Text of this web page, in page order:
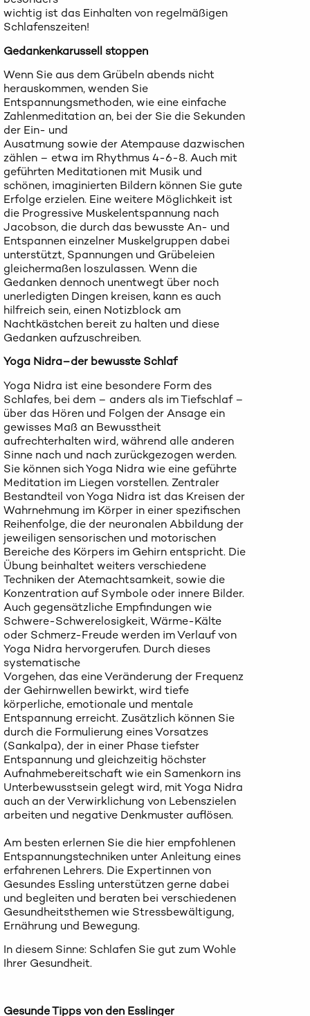
wichtig ist das Einhalten von regelmäßigen
Schlafenszeiten!
Gedankenkarussell stoppen
Wenn Sie aus dem Grübeln abends nicht
herauskommen, wenden Sie
Entspannungsmethoden, wie eine einfache
Zahlenmeditation an, bei der Sie die Sekunden
der Ein- und
Ausatmung sowie der Atempause dazwischen
zählen – etwa im Rhythmus 4-6-8. Auch mit
geführten Meditationen mit Musik und
schönen, imaginierten Bildern können Sie gute
Erfolge erzielen. Eine weitere Möglichkeit ist
die Progressive Muskelentspannung nach
Jacobson, die durch das bewusste An- und
Entspannen einzelner Muskelgruppen dabei
unterstützt, Spannungen und Grübeleien
gleichermaßen loszulassen. Wenn die
Gedanken dennoch unentwegt über noch
unerledigten Dingen kreisen, kann es auch
hilfreich sein, einen Notizblock am
Nachtkästchen bereit zu halten und diese
Gedanken aufzuschreiben.
Yoga Nidra–der bewusste Schlaf
Yoga Nidra ist eine besondere Form des
Schlafes, bei dem – anders als im Tiefschlaf –
über das Hören und Folgen der Ansage ein
gewisses Maß an Bewusstheit
aufrechterhalten wird, während alle anderen
Sinne nach und nach zurückgezogen werden.
Sie können sich Yoga Nidra wie eine geführte
Meditation im Liegen vorstellen. Zentraler
Bestandteil von Yoga Nidra ist das Kreisen der
Wahrnehmung im Körper in einer spezifischen
Reihenfolge, die der neuronalen Abbildung der
jeweiligen sensorischen und motorischen
Bereiche des Körpers im Gehirn entspricht. Die
Übung beinhaltet weiters verschiedene
Techniken der Atemachtsamkeit, sowie die
Konzentration auf Symbole oder innere Bilder.
Auch gegensätzliche Empfindungen wie
Schwere-Schwerelosigkeit, Wärme-Kälte
oder Schmerz-Freude werden im Verlauf von
Yoga Nidra hervorgerufen. Durch dieses
systematische
Vorgehen, das eine Veränderung der Frequenz
der Gehirnwellen bewirkt, wird tiefe
körperliche, emotionale und mentale
Entspannung erreicht. Zusätzlich können Sie
durch die Formulierung eines Vorsatzes
(Sankalpa), der in einer Phase tiefster
Entspannung und gleichzeitig höchster
Aufnahmebereitschaft wie ein Samenkorn ins
Unterbewusstsein gelegt wird, mit Yoga Nidra
auch an der Verwirklichung von Lebenszielen
arbeiten und negative Denkmuster auflösen.
Am besten erlernen Sie die hier empfohlenen
Entspannungstechniken unter Anleitung eines
erfahrenen Lehrers. Die Expertinnen von
Gesundes Essling unterstützen gerne dabei
und begleiten und beraten bei verschiedenen
Gesundheitsthemen wie Stressbewältigung,
Ernährung und Bewegung.
In diesem Sinne: Schlafen Sie gut zum Wohle
Ihrer Gesundheit.
Gesunde Tipps von den Esslinger